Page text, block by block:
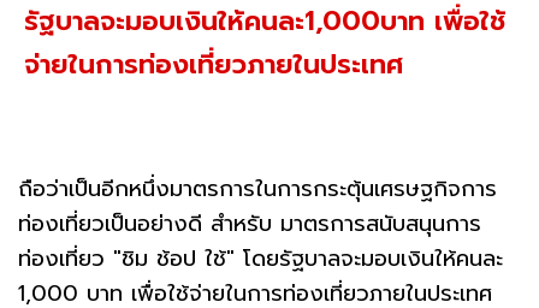
รัฐบาลจะมอบเงินให้คนละ1,000บาท เพื่อใช้
จ่ายในการท่องเที่ยวภายในประเทศ
ถือว่าเป็นอีกหนึ่งมาตรการในการกระตุ้นเศรษฐกิจการ
ท่องเที่ยวเป็นอย่างดี สำหรับ มาตรการสนับสนุนการ
ท่องเที่ยว "ชิม ช้อป ใช้" โดยรัฐบาลจะมอบเงินให้คนละ
1,000 บาท เพื่อใช้จ่ายในการท่องเที่ยวภายในประเทศ